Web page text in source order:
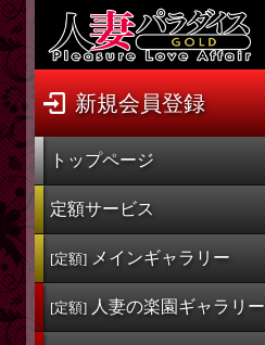
新規会員登録 ログイン
トップページ
定額サービス
[定額] メインギャラリー
[定額] 人妻楽園ギャラリー
[定額] 期間限定ギャラリー
新規会員登録
トップページ
定額サービス
[定額] メインギャラリー
[定額] 人妻の楽園ギャラリー